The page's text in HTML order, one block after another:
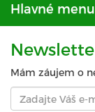
Hlavné menu
Mám záujem o